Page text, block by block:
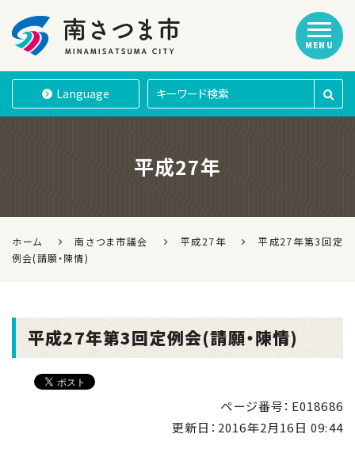
南さつま市
Language
MENU
平成27年
ホーム 南さつま市議会 平成27年
平成27年第3回定
例会(請願・陳情)
平成27年第3回定例会(請願・陳情)
ページ番号：E018686
更新日： 2016年2月16日 09:44